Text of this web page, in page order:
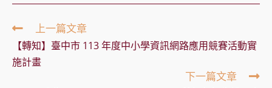
Read
more
articles
上一篇文章
【轉知】臺中市 113 年度中小學資訊網路應用競賽活動實
施計畫
下一篇文章